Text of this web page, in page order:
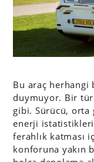
Bu araç herhangi
duymuyor. Bir
gibi. Sürücü, orta
enerji
ferahlık katması
konforuna yakın